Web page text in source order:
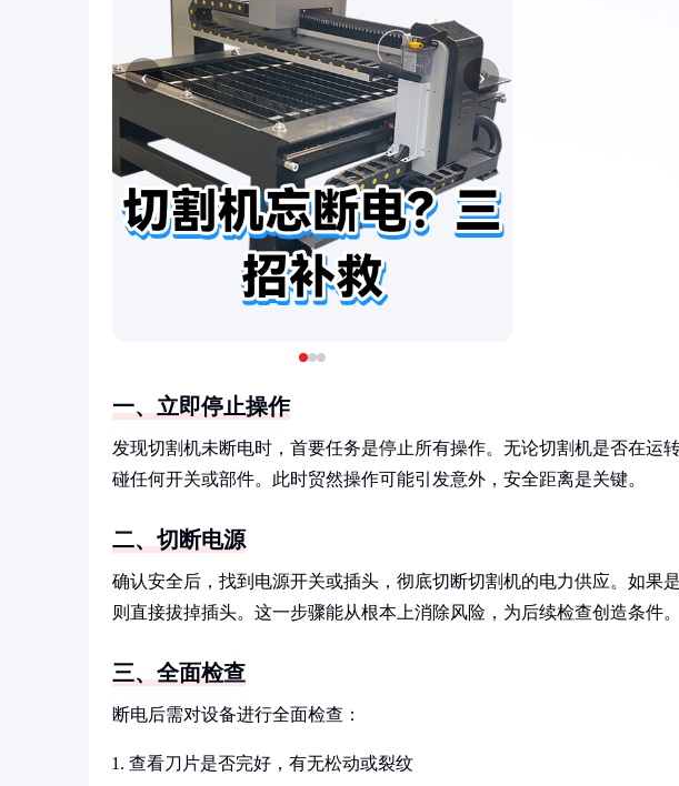
‹ ›
一、立即停止操作
发现切割机未断电时，首要任务是停止所有操作。无论切割机是否在运
碰任何开关或部件。此时贸然操作可能引发意外，安全距离是关键。
二、切断电源
确认安全后，找到电源开关或插头，彻底切断切割机的电力供应。如果
则直接拔掉插头。这一步骤能从根本上消除风险，为后续检查创造条件。
三、全面检查
断电后需对设备进行全面检查：
查看刀片是否完好，有无松动或裂纹